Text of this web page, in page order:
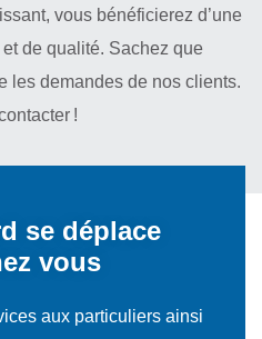
vous bénéficierez d’une
de qualité. Sachez que
les demandes de nos clients.
!
se déplace
vous
aux particuliers ainsi